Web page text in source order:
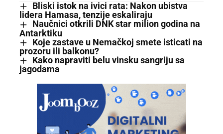
Bliski istok na ivici rata: Nakon ubistva
lidera Hamasa, tenzije eskaliraju
Naučnici otkrili DNK star milion godina na
Antarktiku
Koje zastave u Nemačkoj smete isticati na
prozoru ili balkonu?
Kako napraviti belu vinsku sangriju sa
jagodama